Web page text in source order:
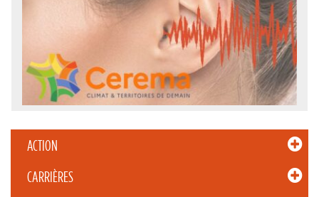
ACTION
CARRIÈRES